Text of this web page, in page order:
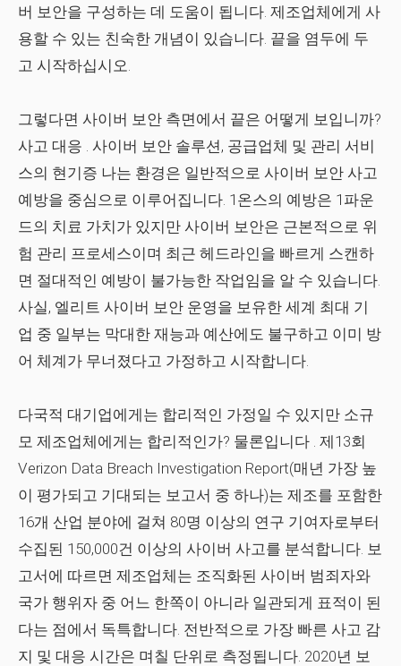
버 보안을 구성하는 데 도움이 됩니다. 제조업체에게 사
용할 수 있는 친숙한 개념이 있습니다. 끝을 염두에 두
고 시작하십시오.
그렇다면 사이버 보안 측면에서 끝은 어떻게 보입니까?
사고 대응 . 사이버 보안 솔루션, 공급업체 및 관리 서비
스의 현기증 나는 환경은 일반적으로 사이버 보안 사고
예방을 중심으로 이루어집니다. 1온스의 예방은 1파운
드의 치료 가치가 있지만 사이버 보안은 근본적으로 위
험 관리 프로세스이며 최근 헤드라인을 빠르게 스캔하
면 절대적인 예방이 불가능한 작업임을 알 수 있습니다.
사실, 엘리트 사이버 보안 운영을 보유한 세계 최대 기
업 중 일부는 막대한 재능과 예산에도 불구하고 이미 방
어 체계가 무너졌다고 가정하고 시작합니다.
다국적 대기업에게는 합리적인 가정일 수 있지만 소규
모 제조업체에게는 합리적인가? 물론입니다 . 제13회
Verizon Data Breach Investigation Report(매년 가장 높
이 평가되고 기대되는 보고서 중 하나)는 제조를 포함한
16개 산업 분야에 걸쳐 80명 이상의 연구 기여자로부터
수집된 150,000건 이상의 사이버 사고를 분석합니다. 보
고서에 따르면 제조업체는 조직화된 사이버 범죄자와
국가 행위자 중 어느 한쪽이 아니라 일관되게 표적이 된
다는 점에서 독특합니다. 전반적으로 가장 빠른 사고 감
지 및 대응 시간은 며칠 단위로 측정됩니다. 2020년 보